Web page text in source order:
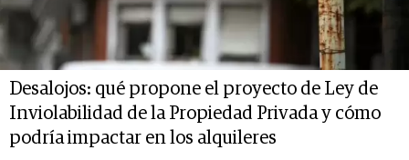
Desalojos: qué propone el proyecto de Ley de
Inviolabilidad de la Propiedad Privada y cómo
podría impactar en los alquileres